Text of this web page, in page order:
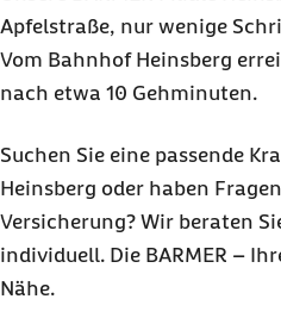
Apfelstraße, nur wenige
Vom Bahnhof Heinsberg
nach etwa 10 Gehminuten.
Suchen Sie eine passende
Heinsberg oder haben
Versicherung? Wir beraten
individuell. Die BARMER –
Nähe.